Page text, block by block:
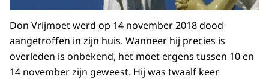
Don Vrijmoet werd op 14 november 2018 dood
aangetroffen in zijn huis. Wanneer hij precies is
overleden is onbekend, het moet ergens tussen 10 en
14 november zijn geweest. Hij was twaalf keer